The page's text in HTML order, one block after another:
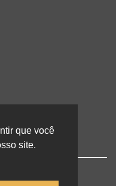
que você
site.